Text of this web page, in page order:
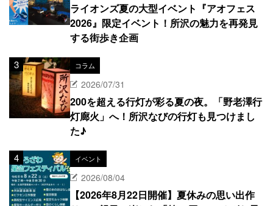
ライオンズ夏の大型イベント『アオフェス
2026』限定イベント！所沢の魅力を再発見
する街歩き企画
コラム
2026/07/31
200を超える行灯が彩る夏の夜。「野老澤行
灯廊火」へ！所沢なびの行灯も見つけまし
た♪
イベント
2026/08/04
【2026年8月22日開催】夏休みの思い出作